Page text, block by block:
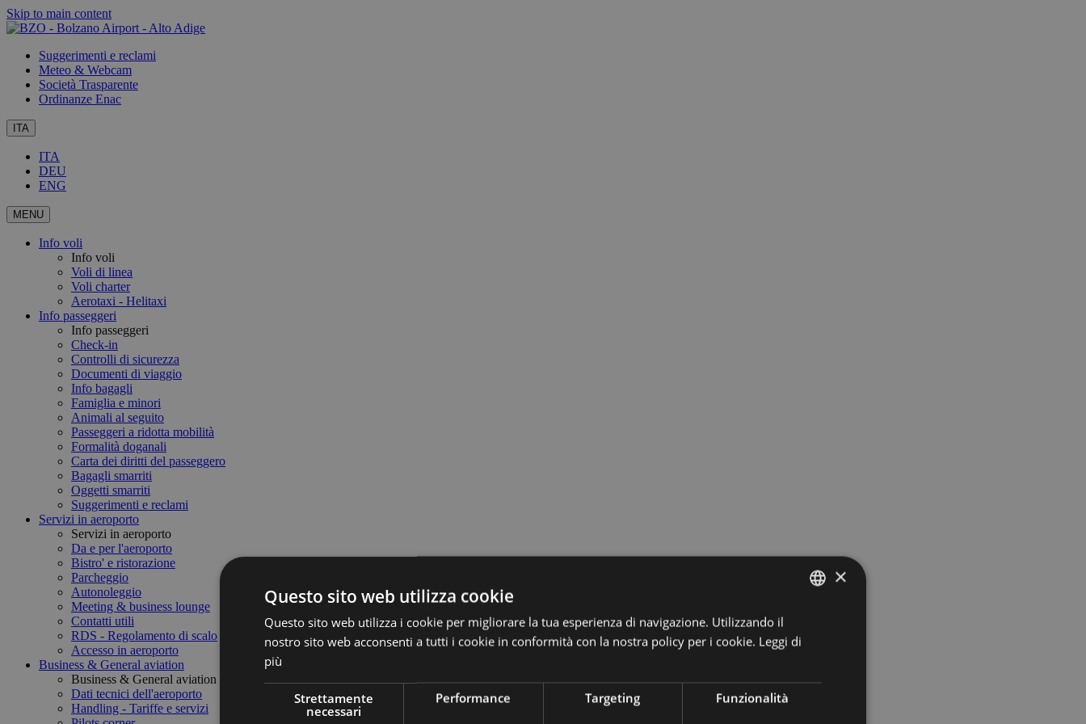
Skip to main content
Suggerimenti e reclami
Meteo & Webcam
Società Trasparente
Ordinanze Enac
ITA
ITA
DEU
ENG
MENU
Info voli
Info voli
Voli di linea
Voli charter
Aerotaxi - Helitaxi
Info passeggeri
Info passeggeri
Check-in
Controlli di sicurezza
Documenti di viaggio
Info bagagli
Famiglia e minori
Animali al seguito
Passeggeri a ridotta mobilità
Formalità doganali
Carta dei diritti del passeggero
Bagagli smarriti
Oggetti smarriti
Suggerimenti e reclami
Servizi in aeroporto
Servizi in aeroporto
Da e per l'aeroporto
Bistro' e ristorazione
Parcheggio
Autonoleggio
Meeting & business lounge
Contatti utili
RDS - Regolamento di scalo
Accesso in aeroporto
Business & General aviation
Business & General aviation
Dati tecnici dell'aeroporto
Handling - Tariffe e servizi
ENGLISH
×
Questo sito web utilizza cookie
Questo sito web utilizza i cookie per migliorare la tua esperienza di navigazione. Utilizzando il
nostro sito web acconsenti a tutti i cookie in conformità con la nostra policy per i cookie. Leggi di
più
Strettamente
necessari
Performance Targeting Funzionalità